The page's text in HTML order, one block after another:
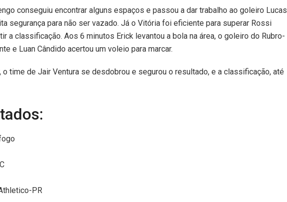
conseguiu encontrar alguns espaços e passou a dar trabalho ao goleiro Lucas
segurança para não ser vazado. Já o Vitória foi eficiente para superar Rossi
a classificação. Aos 6 minutos Erick levantou a bola na área, o goleiro do Rubro-
e Luan Cândido acertou um voleio para marcar.
o time de Jair Ventura se desdobrou e segurou o resultado, e a classificação, até
PR